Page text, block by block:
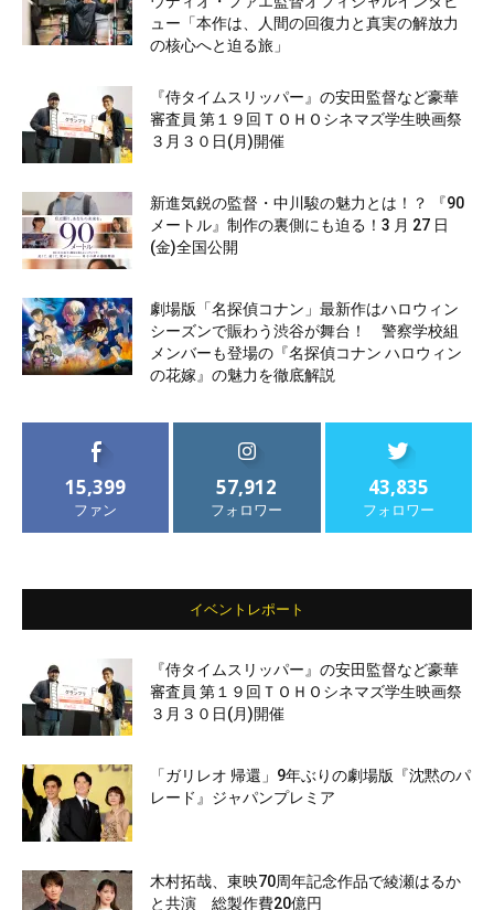
ュー「本作は、人間の回復力と真実の解放力
の核心へと迫る旅」
『侍タイムスリッパー』の安田監督など豪華
審査員 第１９回ＴＯＨＯシネマズ学生映画祭
３月３０日(月)開催
新進気鋭の監督・中川駿の魅力とは！？ 『90
メートル』制作の裏側にも迫る！3 月 27 日
(金)全国公開
劇場版「名探偵コナン」最新作はハロウィン
シーズンで賑わう渋谷が舞台！ 警察学校組
メンバーも登場の『名探偵コナン ハロウィン
の花嫁』の魅力を徹底解説
15,399
ファン
57,912
フォロワー
43,835
フォロワー
イベントレポート
『侍タイムスリッパー』の安田監督など豪華
審査員 第１９回ＴＯＨＯシネマズ学生映画祭
３月３０日(月)開催
「ガリレオ 帰還」9年ぶりの劇場版『沈黙のパ
レード』ジャパンプレミア
木村拓哉、東映70周年記念作品で綾瀬はるか
と共演 総製作費20億円